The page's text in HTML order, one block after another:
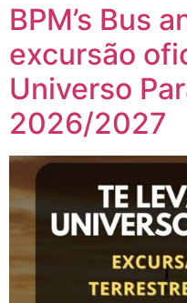
BPM’s Bus
excursão
Universo
2026/2027